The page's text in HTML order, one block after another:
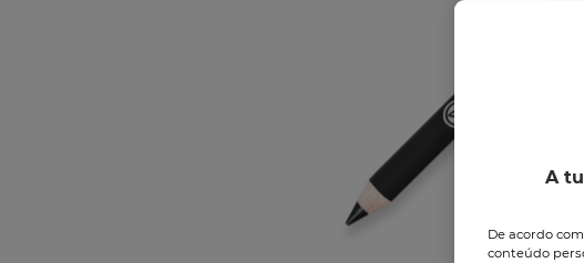
A
De acordo
conteúdo